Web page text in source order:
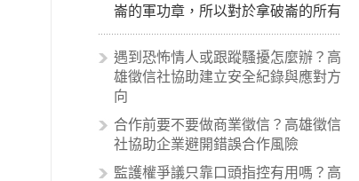
崙的軍功章，所以對於拿破崙的所有
事蹟和政策產生狂熱崇拜，形成偏執
的狀況，所以沙文主義後來就被拿來
暗指偏見和歧視，而且有沙文主義傾
向的人，通常對於自己的國家和民族
國家的人，所以沙文主義也廣泛應用
在種族歧視的說法，甚至還出現了男
性沙文…
遇到恐怖情人或跟蹤騷擾怎麼辦？高
雄徵信社協助建立安全紀錄與應對方
向
合作前要不要做商業徵信？高雄徵信
社協助企業避開錯誤合作風險
監護權爭議只靠口頭指控有用嗎？高